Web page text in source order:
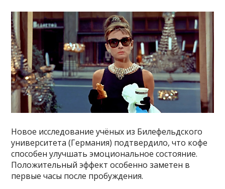
Новое исследование учёных из Билефельдского
университета (Германия) подтвердило, что кофе
способен улучшать эмоциональное состояние.
Положительный эффект особенно заметен в
первые часы после пробуждения.